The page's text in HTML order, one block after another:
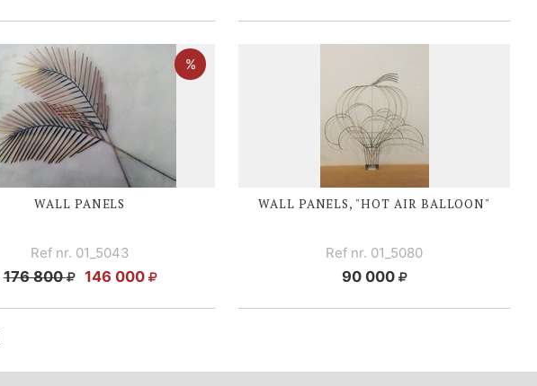
WALL PANELS
Ref nr. 01_5043
176 800 146 000
WALL PANELS, "HOT AIR BALLOON"
Ref nr. 01_5080
90 000